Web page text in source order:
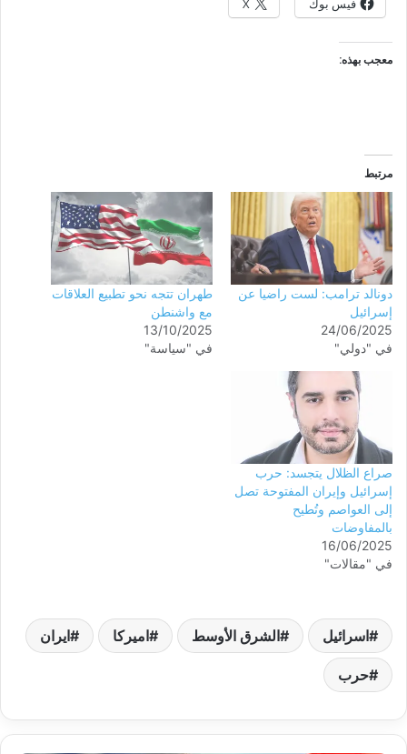
فيس بوك X
معجب بهذه:
مرتبط
دونالد ترامب: لست راضيا عن
إسرائيل
24/06/2025
في "دولي"
طهران تتجه نحو تطبيع العلاقات
مع واشنطن
13/10/2025
في "سياسة"
صراع الظلال يتجسد: حرب
إسرائيل وإيران المفتوحة تصل
إلى العواصم وتُطيح
بالمفاوضات
16/06/2025
في "مقالات"
اسرائيل الشرق الأوسط اميركا ايران
حرب